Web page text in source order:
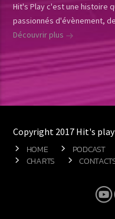
Hit's Play c'est une histoire
passionnés d'évènement,
Découvrir plus
Copyright 2017 Hit's
HOME PODCAST
CHARTS